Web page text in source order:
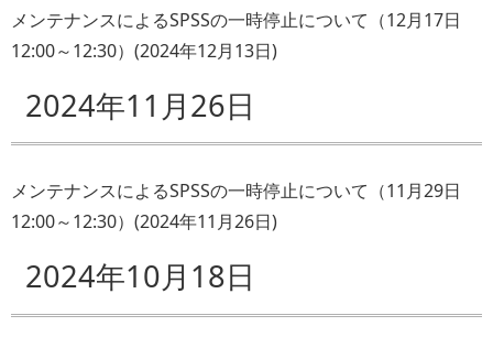
メンテナンスによるSPSSの一時停止について（12月17日
12:00～12:30） (2024年12月13日)
2024年11月26日
メンテナンスによるSPSSの一時停止について（11月29日
12:00～12:30） (2024年11月26日)
2024年10月18日